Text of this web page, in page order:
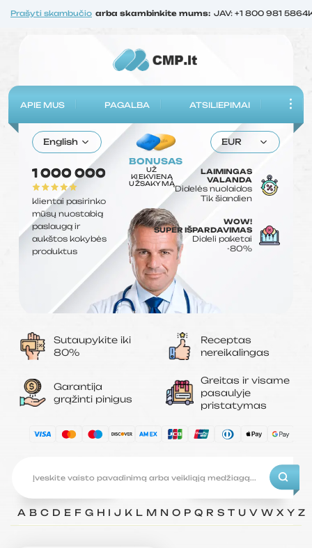
Prašyti skambučio arba skambinkite mums: JAV: +1 800 981 5864
APIE MUS PAGALBA ATSILIEPIMAI
BONUSAS
UŽ
KIEKVIENĄ
UŽSAKYMĄ
English EUR
1 000 000
klientai pasirinko
mūsų nuostabią
paslaugą ir
aukštos kokybės
produktus
LAIMINGAS
VALANDA
Didelės nuolaidos
Tik šiandien
WOW!
SUPER IŠPARDAVIMAS
Dideli paketai
-80%
Sutaupykite iki
80%
Receptas
nereikalingas
Garantija
grąžinti pinigus
Greitas ir visame
pasaulyje
pristatymas
A B C D E F G H I J K L M N O P Q R S T U V W X Y Z